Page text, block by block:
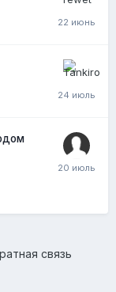
связь